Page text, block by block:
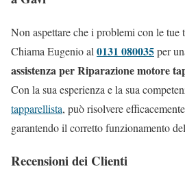
Non aspettare che i problemi con le tue
Chiama Eugenio al 0131 080035per
assistenza per Riparazione motore
Con la sua esperienza e la sua
tapparellista, può risolvere
garantendo il corretto funzionamento
Recensioni dei Clienti